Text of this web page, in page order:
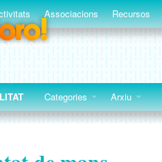
Associacions Recursos
Categories Arxiu